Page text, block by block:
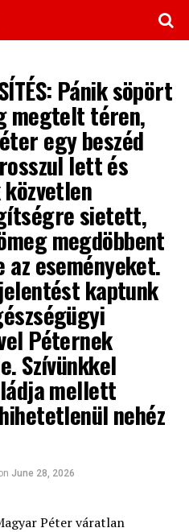
Pánik söpört
megtelt téren,
egy beszéd
lett és
sietett,
megdöbbent
eseményeket.
kaptunk
Péternek
Szívünkkel
mellett
nehéz
June 28, 2026
Péter váratlan